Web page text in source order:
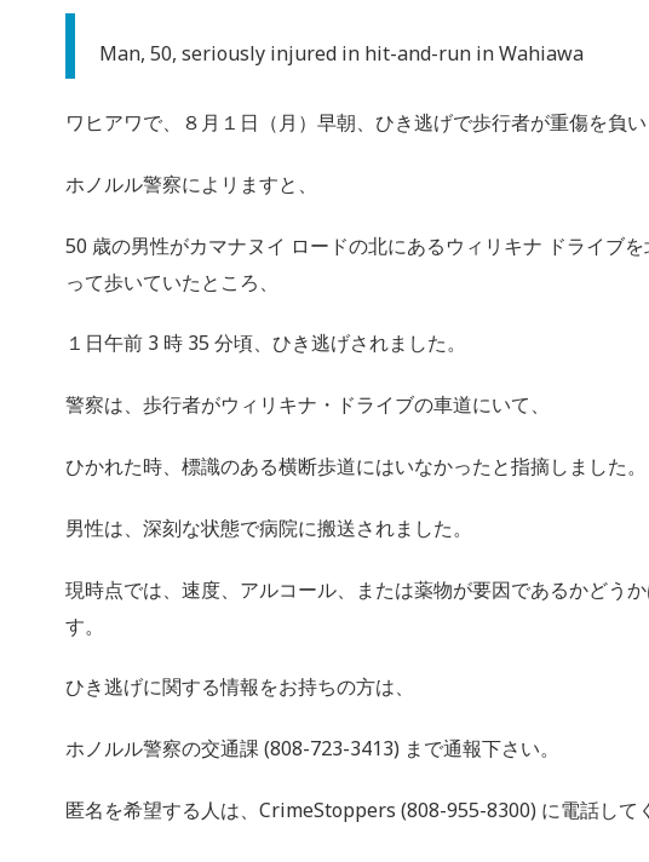
Man, 50, seriously injured in hit-and-run in Wahiawa
ワヒアワで、８月１日（月）早朝、ひき逃げで歩行者が重傷を負い
ホノルル警察によリますと、
50 歳の男性がカマナヌイ ロードの北にあるウィリキナ ドライブ
って歩いていたところ、
１日午前 3 時 35 分頃、ひき逃げされました。
警察は、歩行者がウィリキナ・ドライブの車道にいて、
ひかれた時、標識のある横断歩道にはいなかったと指摘しました。
男性は、深刻な状態で病院に搬送されました。
現時点では、速度、アルコール、または薬物が要因であるかどう
す。
ひき逃げに関する情報をお持ちの方は、
ホノルル警察の交通課 (808-723-3413) まで通報下さい。
匿名を希望する人は、CrimeStoppers (808-955-8300) に電話して